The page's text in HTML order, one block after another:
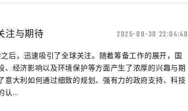
注与期待 2025-08-30 22:04:40
后，迅速吸引了全球关注。随着筹备工作的展开，国
经济影响以及环境保护等方面产生了浓厚的兴趣与期
大利如何通过细致的规划、强有力的政府支持、科技
认...